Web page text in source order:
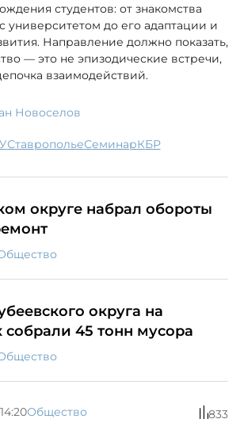
студентов: от знакомства
университетом до его адаптации и
Направление должно показать,
— это не эпизодические встречи,
взаимодействий.
Новоселов
Ставрополье семинар КБР
округе набрал обороты
округа на
собрали 45 тонн мусора
Общество 833